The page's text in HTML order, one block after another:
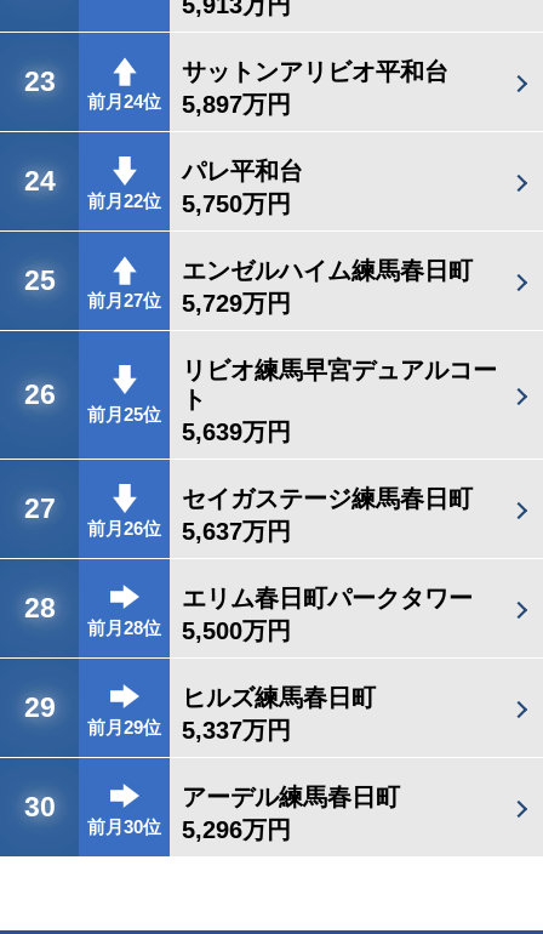
23
前月24位
サットンアリビオ平和台
5,897万円
24
前月22位
パレ平和台
5,750万円
25
前月27位
エンゼルハイム練馬春日町
5,729万円
26
前月25位
リビオ練馬早宮デュアルコー
ト
5,639万円
27
前月26位
セイガステージ練馬春日町
5,637万円
28
前月28位
エリム春日町パークタワー
5,500万円
29
前月29位
ヒルズ練馬春日町
5,337万円
30
前月30位
アーデル練馬春日町
5,296万円